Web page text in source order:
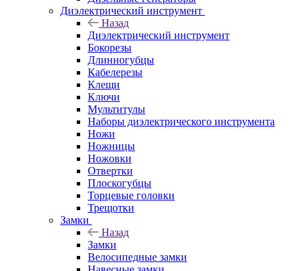
Диэлектрический инструмент
Назад
Диэлектрический инструмент
Бокорезы
Длинногубцы
Кабелерезы
Клещи
Ключи
Мультитулы
Наборы диэлектрического инструмента
Ножи
Ножницы
Ножовки
Отвертки
Плоскогубцы
Торцевые головки
Трещотки
Замки
Назад
Замки
Велосипедные замки